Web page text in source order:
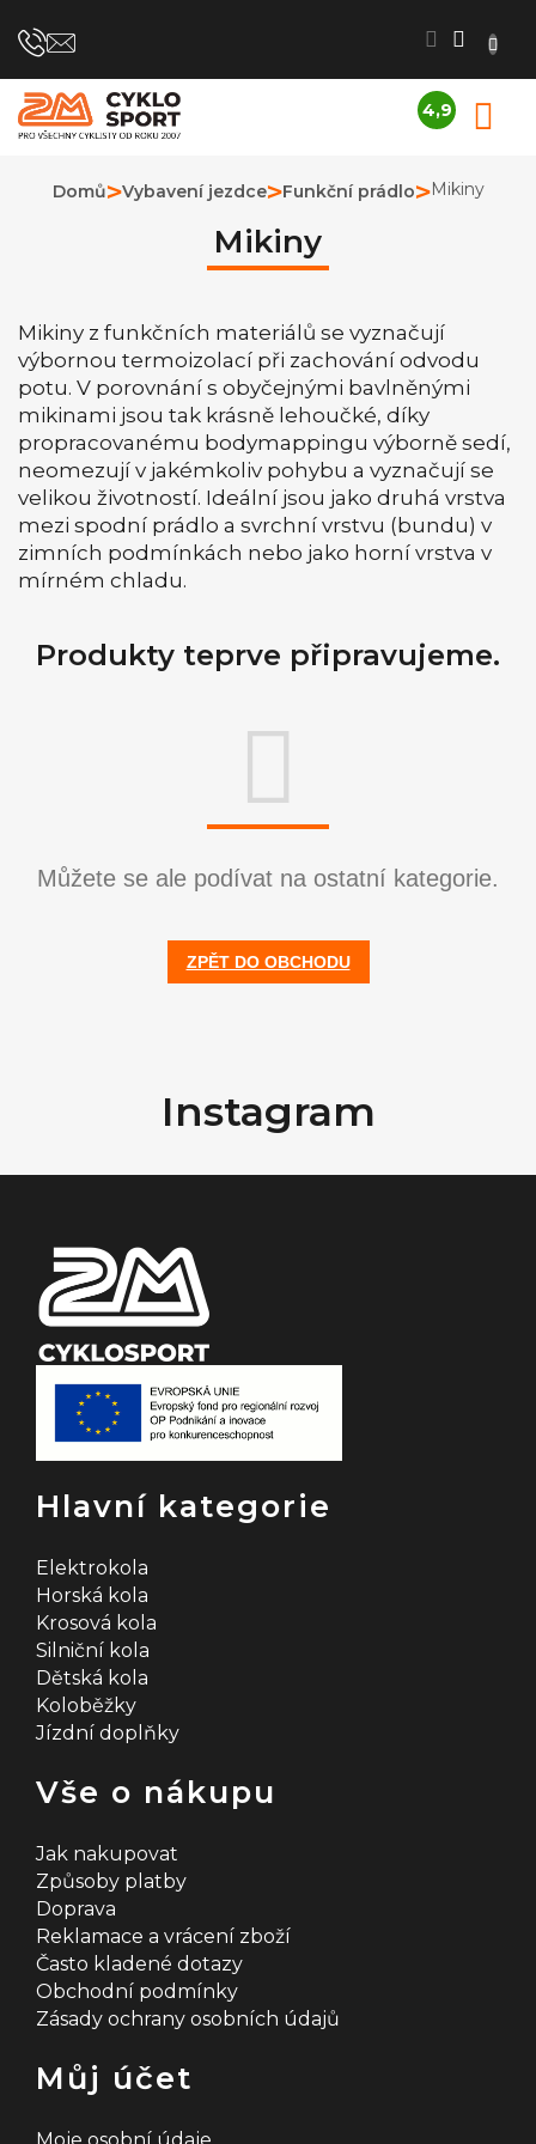
na
4,9
obchodu
je
Domů Vybavení jezdce Funkční prádlo Mikiny
Mikiny
Mikiny z funkčních materiálů se vyznačují
výbornou termoizolací při zachování odvodu
potu. V porovnání s obyčejnými bavlněnými
mikinami jsou tak krásně lehoučké, díky
propracovanému bodymappingu výborně sedí,
neomezují v jakémkoliv pohybu a vyznačují se
velikou životností. Ideální jsou jako druhá vrstva
mezi spodní prádlo a svrchní vrstvu (bundu) v
zimních podmínkách nebo jako horní vrstva v
mírném chladu.
Produkty teprve připravujeme.
Můžete se ale podívat na ostatní kategorie.
ZPĚT DO OBCHODU
t
Instagram
Hlavní kategorie
Elektrokola
Horská kola
Krosová kola
Silniční kola
Dětská kola
Koloběžky
Jízdní doplňky
Vše o nákupu
Jak nakupovat
Způsoby platby
Doprava
Reklamace a vrácení zboží
Často kladené dotazy
Obchodní podmínky
Zásady ochrany osobních údajů
Můj účet